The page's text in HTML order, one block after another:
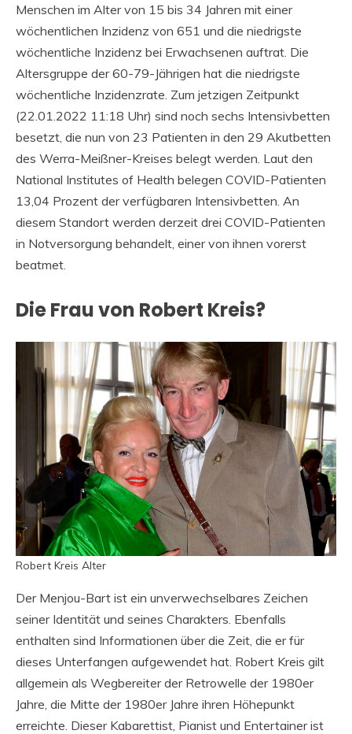
Menschen im Alter von 15 bis 34 Jahren mit einer
wöchentlichen Inzidenz von 651 und die niedrigste
wöchentliche Inzidenz bei Erwachsenen auftrat. Die
Altersgruppe der 60-79-Jährigen hat die niedrigste
wöchentliche Inzidenzrate. Zum jetzigen Zeitpunkt
(22.01.2022 11:18 Uhr) sind noch sechs Intensivbetten
besetzt, die nun von 23 Patienten in den 29 Akutbetten
des Werra-Meißner-Kreises belegt werden. Laut den
National Institutes of Health belegen COVID-Patienten
13,04 Prozent der verfügbaren Intensivbetten. An
diesem Standort werden derzeit drei COVID-Patienten
in Notversorgung behandelt, einer von ihnen vorerst
beatmet.
Die Frau von Robert Kreis?
Robert Kreis Alter
Der Menjou-Bart ist ein unverwechselbares Zeichen
seiner Identität und seines Charakters. Ebenfalls
enthalten sind Informationen über die Zeit, die er für
dieses Unterfangen aufgewendet hat. Robert Kreis gilt
allgemein als Wegbereiter der Retrowelle der 1980er
Jahre, die Mitte der 1980er Jahre ihren Höhepunkt
erreichte. Dieser Kabarettist, Pianist und Entertainer ist